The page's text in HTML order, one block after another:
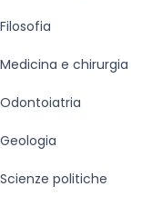
Filosofia
Medicina e chirurgia
Odontoiatria
Geologia
Scienze politiche